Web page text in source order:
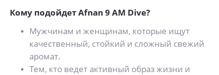
Кому подойдет Afnan 9 AM Dive?
Мужчинам и женщинам, которые ищут
качественный, стойкий и сложный свежий
аромат.
Тем, кто ведет активный образ жизни и